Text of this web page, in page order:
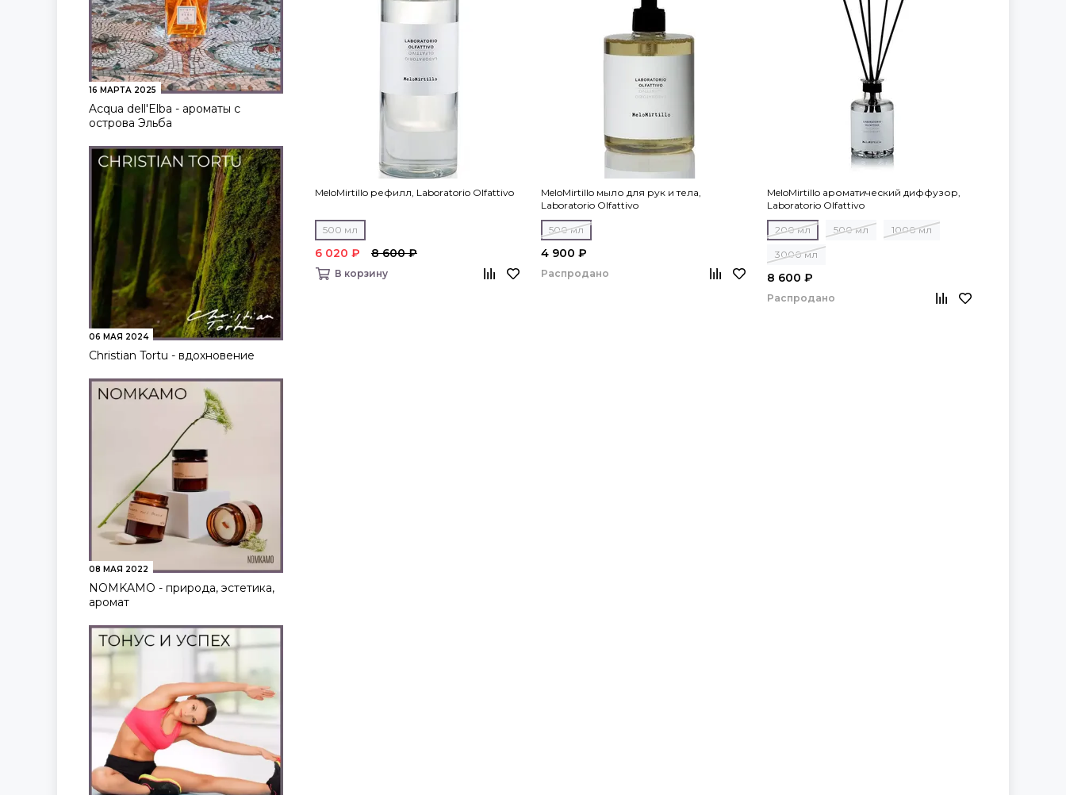
16 МАРТА 2025
Acqua dell'Elba - ароматы с
острова Эльба
06 МАЯ 2024
Christian Tortu - вдохновение
08 МАЯ 2022
NOMKAMO - природа, эстетика,
аромат
MeloMirtillo рефилл, Laboratorio Olfattivo
500 мл
6 020 ₽ 8 600 ₽
В корзину
MeloMirtillo мыло для рук и тела,
Laboratorio Olfattivo
500 мл
4 900 ₽
Распродано
MeloMirtillo ароматический диффузор,
Laboratorio Olfattivo
200 мл 500 мл 1000 мл
3000 мл
8 600 ₽
Распродано